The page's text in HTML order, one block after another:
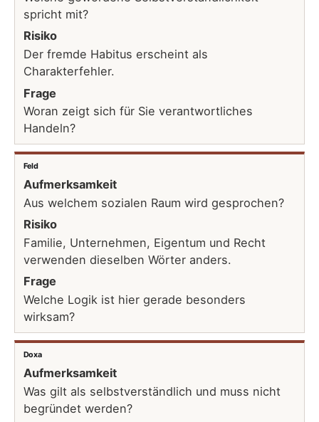
spricht mit?
Risiko
Der fremde Habitus erscheint als
Charakterfehler.
Frage
Woran zeigt sich für Sie verantwortliches
Handeln?
Feld
Aufmerksamkeit
Aus welchem sozialen Raum wird gesprochen?
Risiko
Familie, Unternehmen, Eigentum und Recht
verwenden dieselben Wörter anders.
Frage
Welche Logik ist hier gerade besonders
wirksam?
Doxa
Aufmerksamkeit
Was gilt als selbstverständlich und muss nicht
begründet werden?